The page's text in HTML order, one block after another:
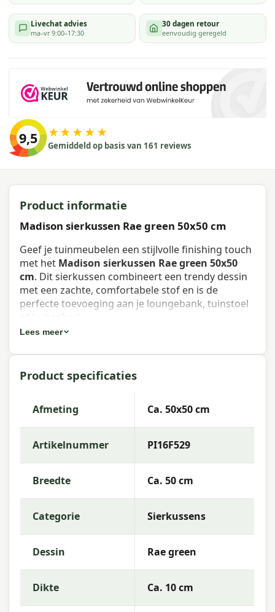
Livechat advies
ma–vr 9:00–17:30
30 dagen retour
eenvoudig geregeld
9,5 ★★★★★
Gemiddeld op basis van 161 reviews
Product informatie
Madison sierkussen Rae green 50x50 cm
Geef je tuinmeubelen een stijlvolle finishing touch
met het Madison sierkussen Rae green 50x50
cm. Dit sierkussen combineert een trendy dessin
met een zachte, comfortabele stof en is de
perfecte toevoeging aan je loungebank, tuinstoel
of buitenbed.
Artikelnummer:
EAN:8713229078881
Afmeting:Ca. 50x50 cm
Stof:50% Cotton 45% Polyester 5% Other fibers
Vulling:Polyester Fiberfill
Rits:Ja (hoes afneembaar)
Kleurechtheid:6 of 8
Lees meer
Product specificaties
Afmeting Ca. 50x50 cm
Artikelnummer PI16F529
Breedte Ca. 50 cm
Categorie Sierkussens
Dessin Rae green
Dikte Ca. 10 cm